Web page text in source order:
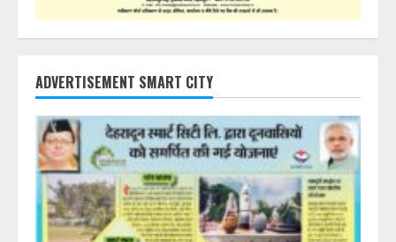
ADVERTISEMENT SMART CITY